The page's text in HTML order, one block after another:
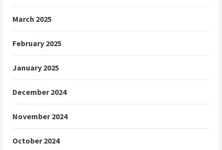
March 2025
February 2025
January 2025
December 2024
November 2024
October 2024